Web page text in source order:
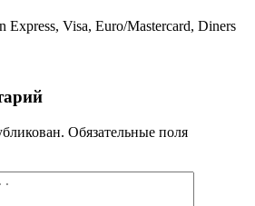
Express, Visa, Euro/Mastercard, Diners
Обязательные поля